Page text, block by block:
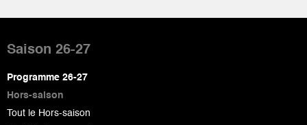
de
page
Saison 26-27
Programme 26-27
Hors-saison
Tout le Hors-saison